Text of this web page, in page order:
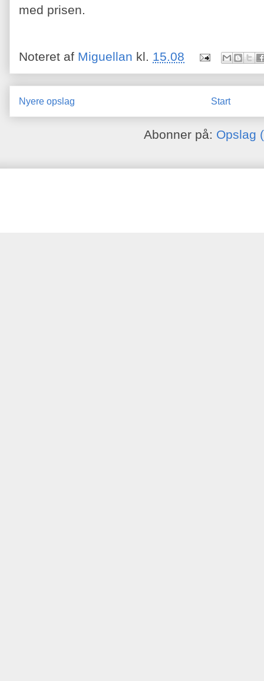
med prisen.
Noteret af Miguellan kl. 15.08
Nyere opslag Start
Abonner på: Opslag